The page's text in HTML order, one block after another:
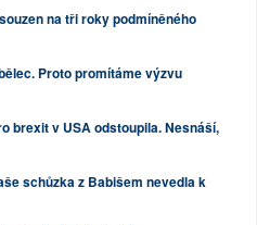
na tři roky podmíněného
Proto promítáme výzvu
brexit v USA odstoupila. Nesnáší,
schůzka z Babišem nevedla k